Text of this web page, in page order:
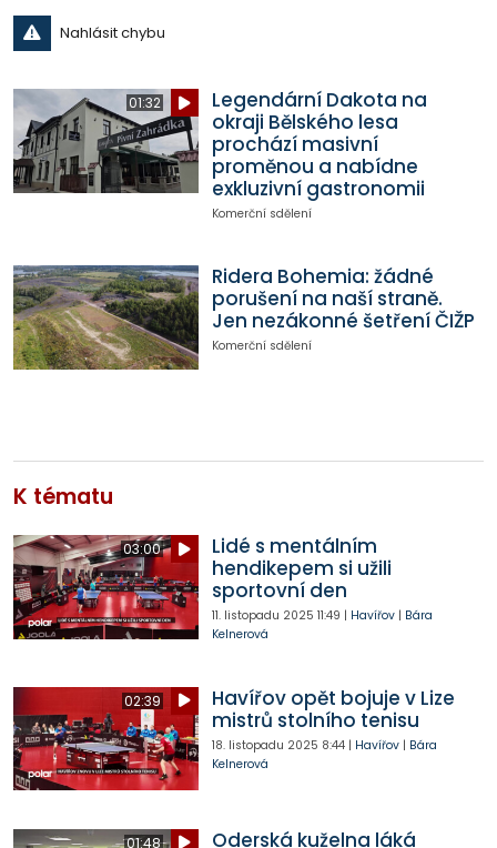
Nahlásit chybu
01:32
Legendární Dakota na
okraji Bělského lesa
prochází masivní
proměnou a nabídne
exkluzivní gastronomii
Komerční sdělení
Ridera Bohemia: žádné
porušení na naší straně.
Jen nezákonné šetření ČIŽP
Komerční sdělení
K tématu
03:00
Lidé s mentálním
hendikepem si užili
sportovní den
11. listopadu 2025 11:49 | Havířov| Bára
Kelnerová
02:39
Havířov opět bojuje v Lize
mistrů stolního tenisu
18. listopadu 2025 8:44| Havířov| Bára
Kelnerová
01:48 Oderská kuželna láká